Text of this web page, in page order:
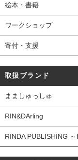
絵本・書籍
ワークショップ
寄付・支援
取扱ブランド
まましゅっしゅ
RIN&DArling
RINDA PUBLISHING